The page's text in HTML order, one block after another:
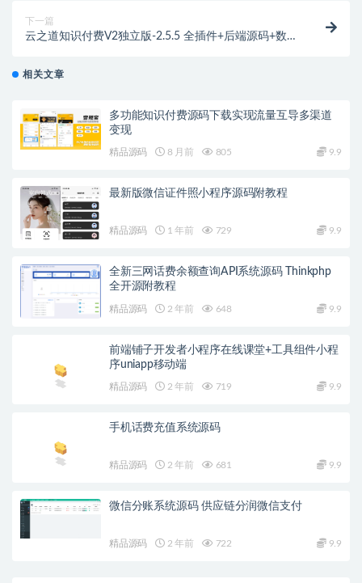
下一篇
云之道知识付费V2独立版-2.5.5 全插件+后端源码+数据
相关文章
多功能知识付费源码下载实现流量互导多渠道
变现
精品源码 8 月前 805 9.9
最新版微信证件照小程序源码附教程
精品源码 1 年前 729 9.9
全新三网话费余额查询API系统源码 Thinkphp
全开源附教程
精品源码 2 年前 648 9.9
前端铺子开发者小程序在线课堂+工具组件小程
序uniapp移动端
精品源码 2 年前 719 9.9
手机话费充值系统源码
精品源码 2 年前 681 9.9
微信分账系统源码 供应链分润微信支付
精品源码 2 年前 722 9.9